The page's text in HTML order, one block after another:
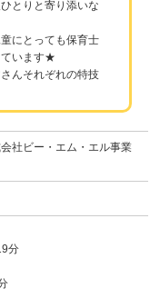
とりと寄り添いな
にとっても保育士
ています★
んそれぞれの特技
社ビー・エム・エル事業
分